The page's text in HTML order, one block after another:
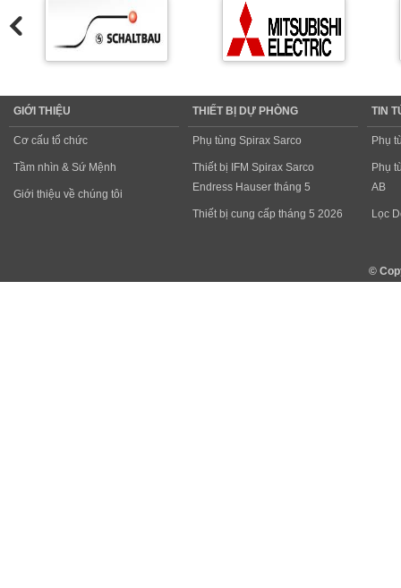
GIỚI THIỆU
Cơ cấu tổ chức
Tầm nhìn & Sứ Mệnh
Giới thiệu về chúng tôi
THIẾT BỊ DỰ PHÒNG
Phụ tùng Spirax Sarco
Thiết bị IFM Spirax Sarco
Endress Hauser tháng 5
Thiết bị cung cấp tháng 5 2026
TIN
Phụ
Phụ
AB
Lọc
©